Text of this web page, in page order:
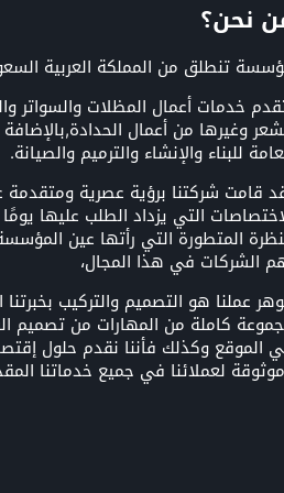
نحن؟
تنطلق من المملكة العربية
خدمات أعمال المظلات والسواتر
وغيرها من أعمال
للبناء والإنشاء والترميم والصيانة.
قامت شركتنا برؤية عصرية
التي يزداد الطلب عليها
المتطورة التي رأتها عين
الشركات في هذا المجال،
عملنا هو التصميم والتركيب بخبرتنا
كاملة من المهارات من تصميم
الموقع وكذلك فأننا نقدم حلول
لعملائنا في جميع خدماتنا